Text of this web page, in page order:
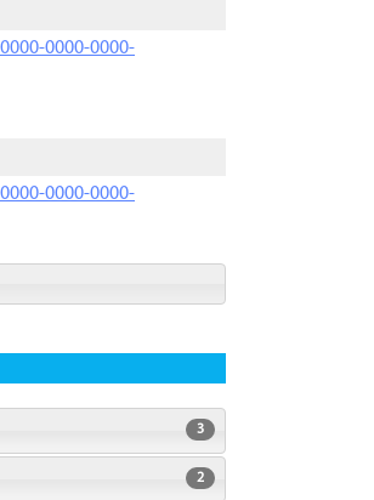
0000-0000-
0000-0000-
3
2